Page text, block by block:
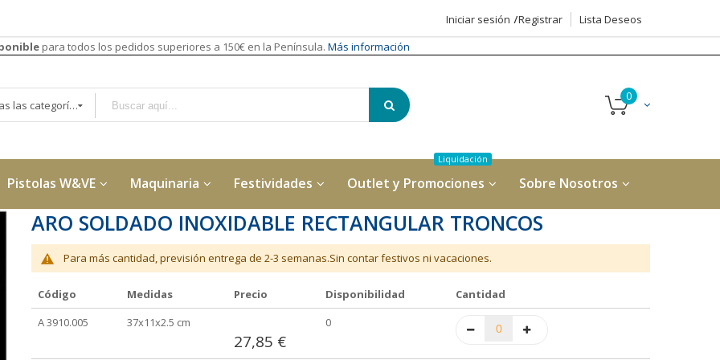
Iniciar sesión Registrar
Lista Deseos
para todos los pedidos superiores a 150€ en la Península. Más información
Todas las categorías
Pistolas W&VE Maquinaria Festividades Outlet y Promociones Sobre Nosotros
ARO SOLDADO INOXIDABLE RECTANGULAR TRONCOS
Para más cantidad, previsión entrega de 2-3 semanas.Sin contar festivos ni vacaciones.
Elementos
Código Medidas Precio Disponibilidad
Cantidad
A 3910.005
37x11x2.5 cm
27,85 €
0